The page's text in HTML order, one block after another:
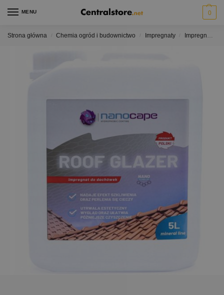
MENU 0
Strona główna Chemia ogród i budownictwo Impregnaty Impregnaty do dachówek ceramicznych